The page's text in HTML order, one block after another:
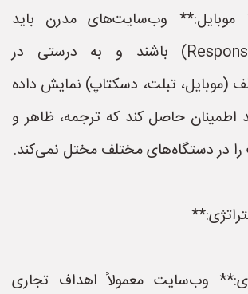
موبایل:** وب‌سایت‌های مدرن باید
واکنش‌گرا (Responsive) باشند و به درستی در
(موبایل، تبلت، دسکتاپ) نمایش داده
اطمینان حاصل کند که ترجمه، ظاهر و
در دستگاه‌های مختلف مختل نمی‌کند.
وب‌سایت معمولاً اهداف تجاری